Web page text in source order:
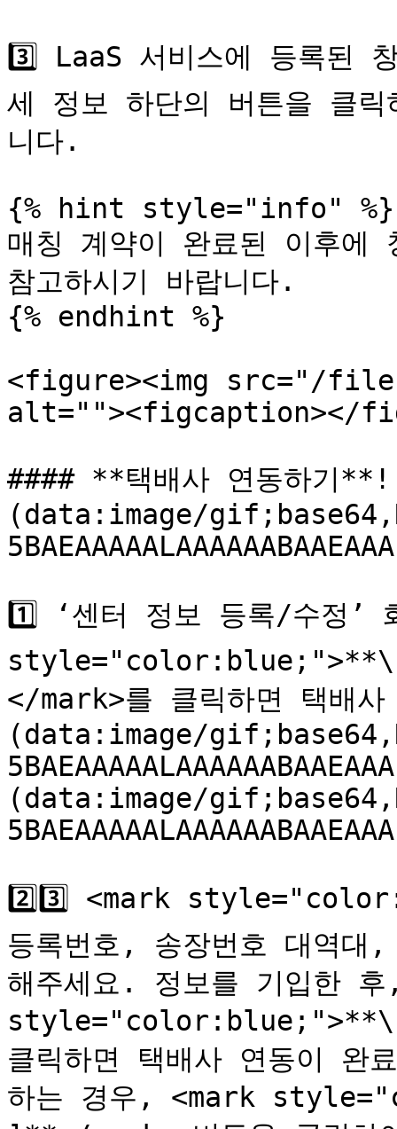
3️⃣ LaaS 서비스에 등록된
세 정보 하단의 버튼을 클
니다.
{% hint style="info" %}
매칭 계약이 완료된 이후에
참고하시기 바랍니다.
{% endhint %}
<figure><img src="/
alt=""><figcaption></
#### **택배사 연동하기
(data:image/
1️⃣ ‘센터 정보 등록/수정’
style="color:blue;">**\[
</mark>를 클릭하면 택배
(data:image/
(data:image/
2️⃣3️⃣ <mark
등록번호, 송장번호 대역
해주세요. 정보를 기입한
style="color:blue;">**\[
클릭하면 택배사 연동이 완
하는 경우, <mark